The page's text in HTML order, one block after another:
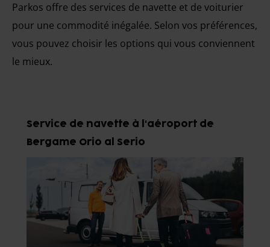
Parkos offre des services de navette et de voiturier
pour une commodité inégalée. Selon vos préférences,
vous pouvez choisir les options qui vous conviennent
le mieux.
Service de navette à l'aéroport de
Bergame Orio al Serio